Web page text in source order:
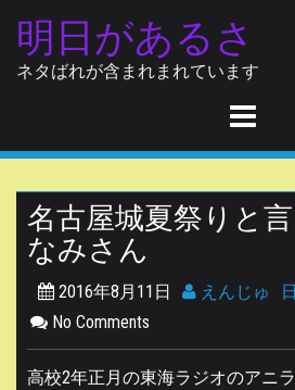
content
明日があるさ
ネタばれが含まれまれています
名古屋城夏祭りと
なみさん
2016年8月11日 えんじゅ
No Comments
高校2年正月の東海ラジオのアニ